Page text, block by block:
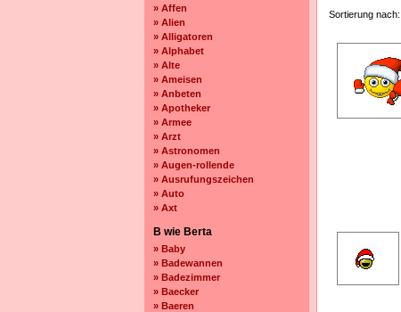
» Affen
» Alien
» Alligatoren
» Alphabet
» Alte
» Ameisen
» Anbeten
» Apotheker
» Armee
» Arzt
» Astronomen
» Augen-rollende
» Ausrufungszeichen
» Auto
» Axt
B wie Berta
» Baby
» Badewannen
» Badezimmer
» Baecker
» Baeren
Sortierung nach: